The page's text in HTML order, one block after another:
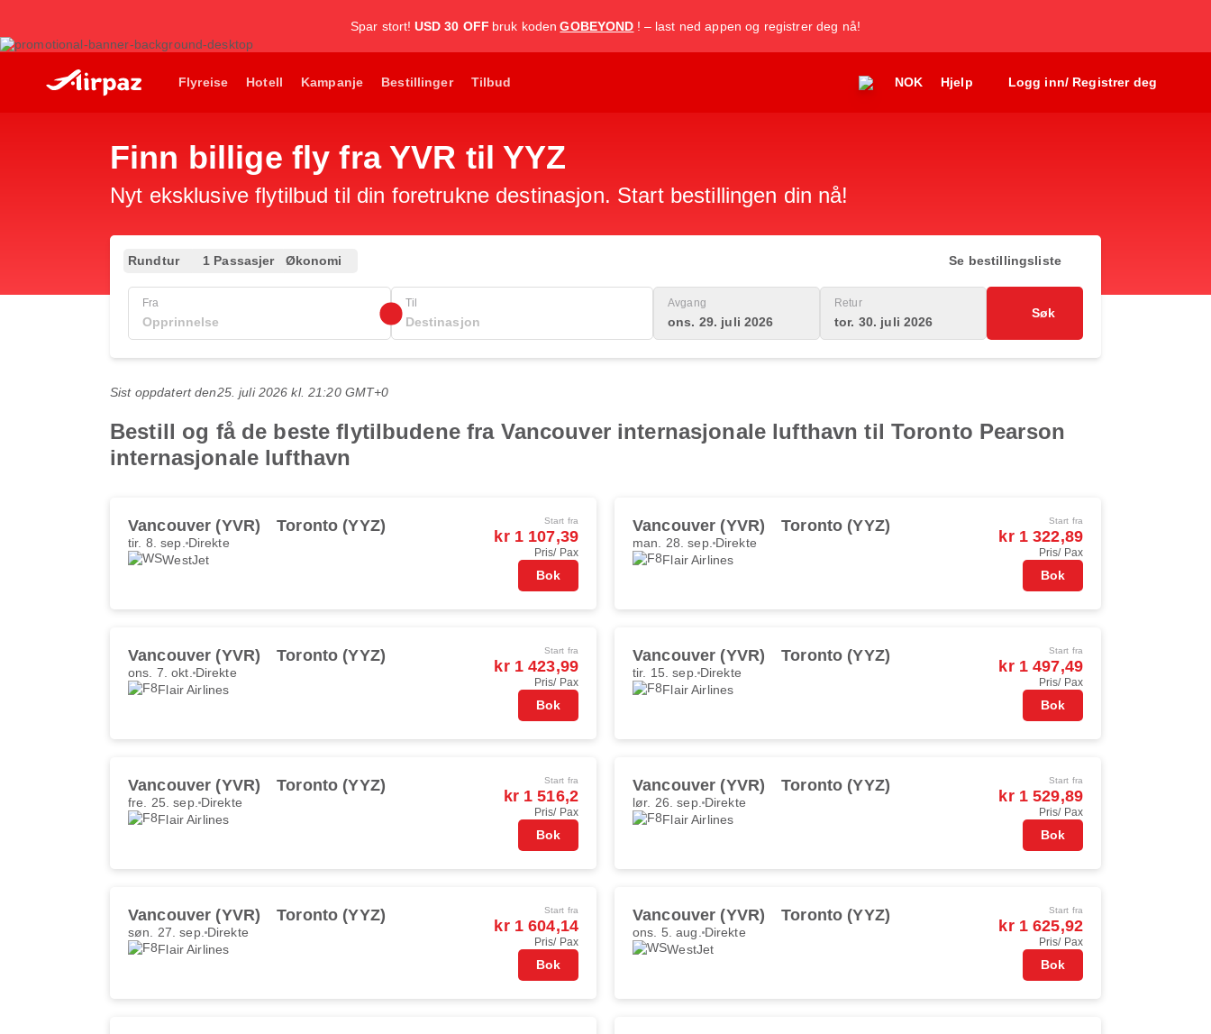
Spar stort! USD 30 OFF bruk koden GOBEYOND ! – last ned appen og registrer deg nå!
Flyreise Hotell Kampanje Bestillinger Tilbud NOK Hjelp Logg inn/ Registrer deg
Finn billige fly fra YVR til YYZ
Nyt eksklusive flytilbud til din foretrukne destinasjon. Start bestillingen din nå!
Rundtur 1 Passasjer Økonomi Se bestillingsliste
Fra Til Avgang
ons. 29. juli 2026
Retur
tor. 30. juli 2026
Søk
Sist oppdatert den25. juli 2026 kl. 21:20 GMT+0
Bestill og få de beste flytilbudene fra Vancouver internasjonale lufthavn til Toronto Pearson
internasjonale lufthavn
Vancouver (YVR) Toronto (YYZ)
tir. 8. sep. Direkte
WestJet
Start fra
kr 1 107,39
Pris/ Pax
Bok
Vancouver (YVR) Toronto (YYZ)
man. 28. sep. Direkte
Flair Airlines
Start fra
kr 1 322,89
Pris/ Pax
Bok
Vancouver (YVR) Toronto (YYZ)
ons. 7. okt. Direkte
Flair Airlines
Start fra
kr 1 423,99
Pris/ Pax
Bok
Vancouver (YVR) Toronto (YYZ)
tir. 15. sep. Direkte
Flair Airlines
Start fra
kr 1 497,49
Pris/ Pax
Bok
Vancouver (YVR) Toronto (YYZ)
fre. 25. sep. Direkte
Flair Airlines
Start fra
kr 1 516,2
Pris/ Pax
Bok
Vancouver (YVR) Toronto (YYZ)
lør. 26. sep. Direkte
Flair Airlines
Start fra
kr 1 529,89
Pris/ Pax
Bok
Vancouver (YVR) Toronto (YYZ)
søn. 27. sep. Direkte
Flair Airlines
Start fra
kr 1 604,14
Pris/ Pax
Bok
Vancouver (YVR) Toronto (YYZ)
ons. 5. aug. Direkte
WestJet
Start fra
kr 1 625,92
Pris/ Pax
Bok